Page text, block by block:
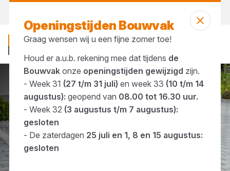
Merken Moeller Stone Care Benelux
Openingstijden Bouwvak
Graag wensen wij u een fijne zomer toe!
Houd er a.u.b. rekening mee dat tijdens de
Bouwvakonze openingstijden gewijzigd zijn.
- Week 31 (27 t/m 31 juli) en week 33 (10 t/m 14
augustus): geopend van 08.00 tot 16.30 uur.
- Week 32 (3 augustus t/m 7 augustus):
gesloten
- De zaterdagen 25 juli en 1, 8 en 15 augustus:
gesloten